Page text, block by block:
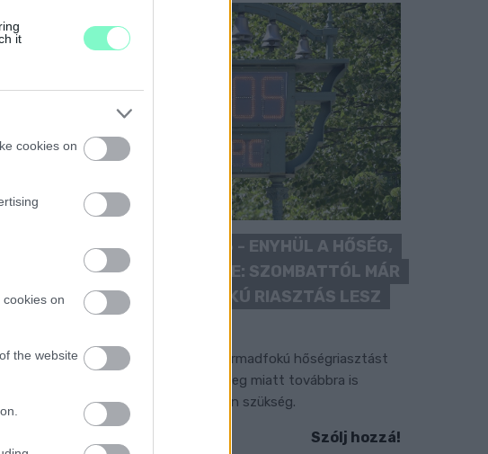
it
cookies on
on
the website
KÁNIKULA 2026 - ENYHÜL A HŐSÉG,
DE MÉG NINCS VÉGE: SZOMBATTÓL MÁR
“CSAK” MÁSODFOKÚ RIASZTÁS LESZ
A július vége óta tartó harmadfokú hőségriasztást
mérséklik, de a tartós meleg miatt továbbra is
fokozott óvatosságra van szükség.
Szólj hozzá!